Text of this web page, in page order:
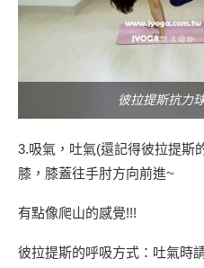
彼拉提斯抗力
3.吸氣，吐氣(還記得彼拉提斯
膝，膝蓋往手肘方向前進~
有點像爬山的感覺!!!
彼拉提斯的呼吸方式：吐氣時